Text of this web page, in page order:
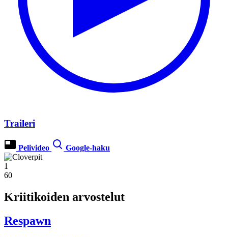
Traileri
Pelivideo Google-haku
1
60
Kriitikoiden arvostelut
Respawn